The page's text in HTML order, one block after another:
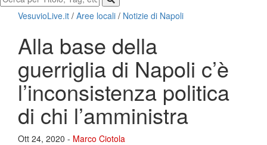
VesuvioLive.it / Aree locali / Notizie di Napoli
Alla base della
guerriglia di Napoli c’è
l’inconsistenza politica
di chi l’amministra
Ott 24, 2020 - Marco Ciotola